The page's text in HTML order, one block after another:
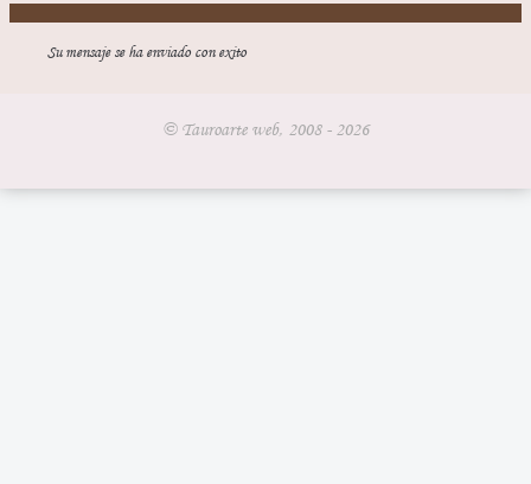
Su mensaje se ha enviado con exito
© Tauroarte web, 2008 - 2026